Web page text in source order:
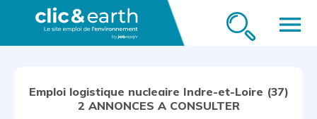
menu
Emploi logistique nucleaire Indre-et-Loire (37)
2 ANNONCES A CONSULTER